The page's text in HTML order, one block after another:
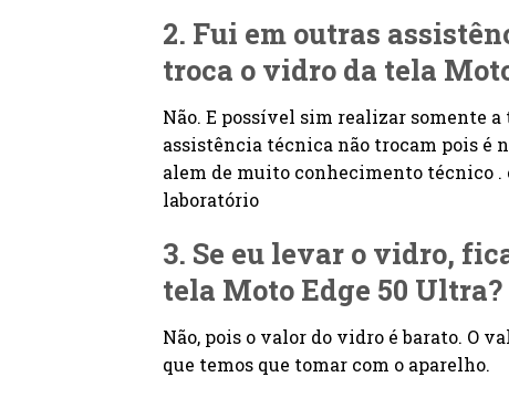
2. Fui em outras
troca o vidro da tela
Não. E possível sim realizar somente
assistência técnica não trocam pois
alem de muito conhecimento técnico .
laboratório
3. Se eu levar o vidro,
tela Moto Edge 50 Ultra?
Não, pois o valor do vidro é barato. O
que temos que tomar com o aparelho.